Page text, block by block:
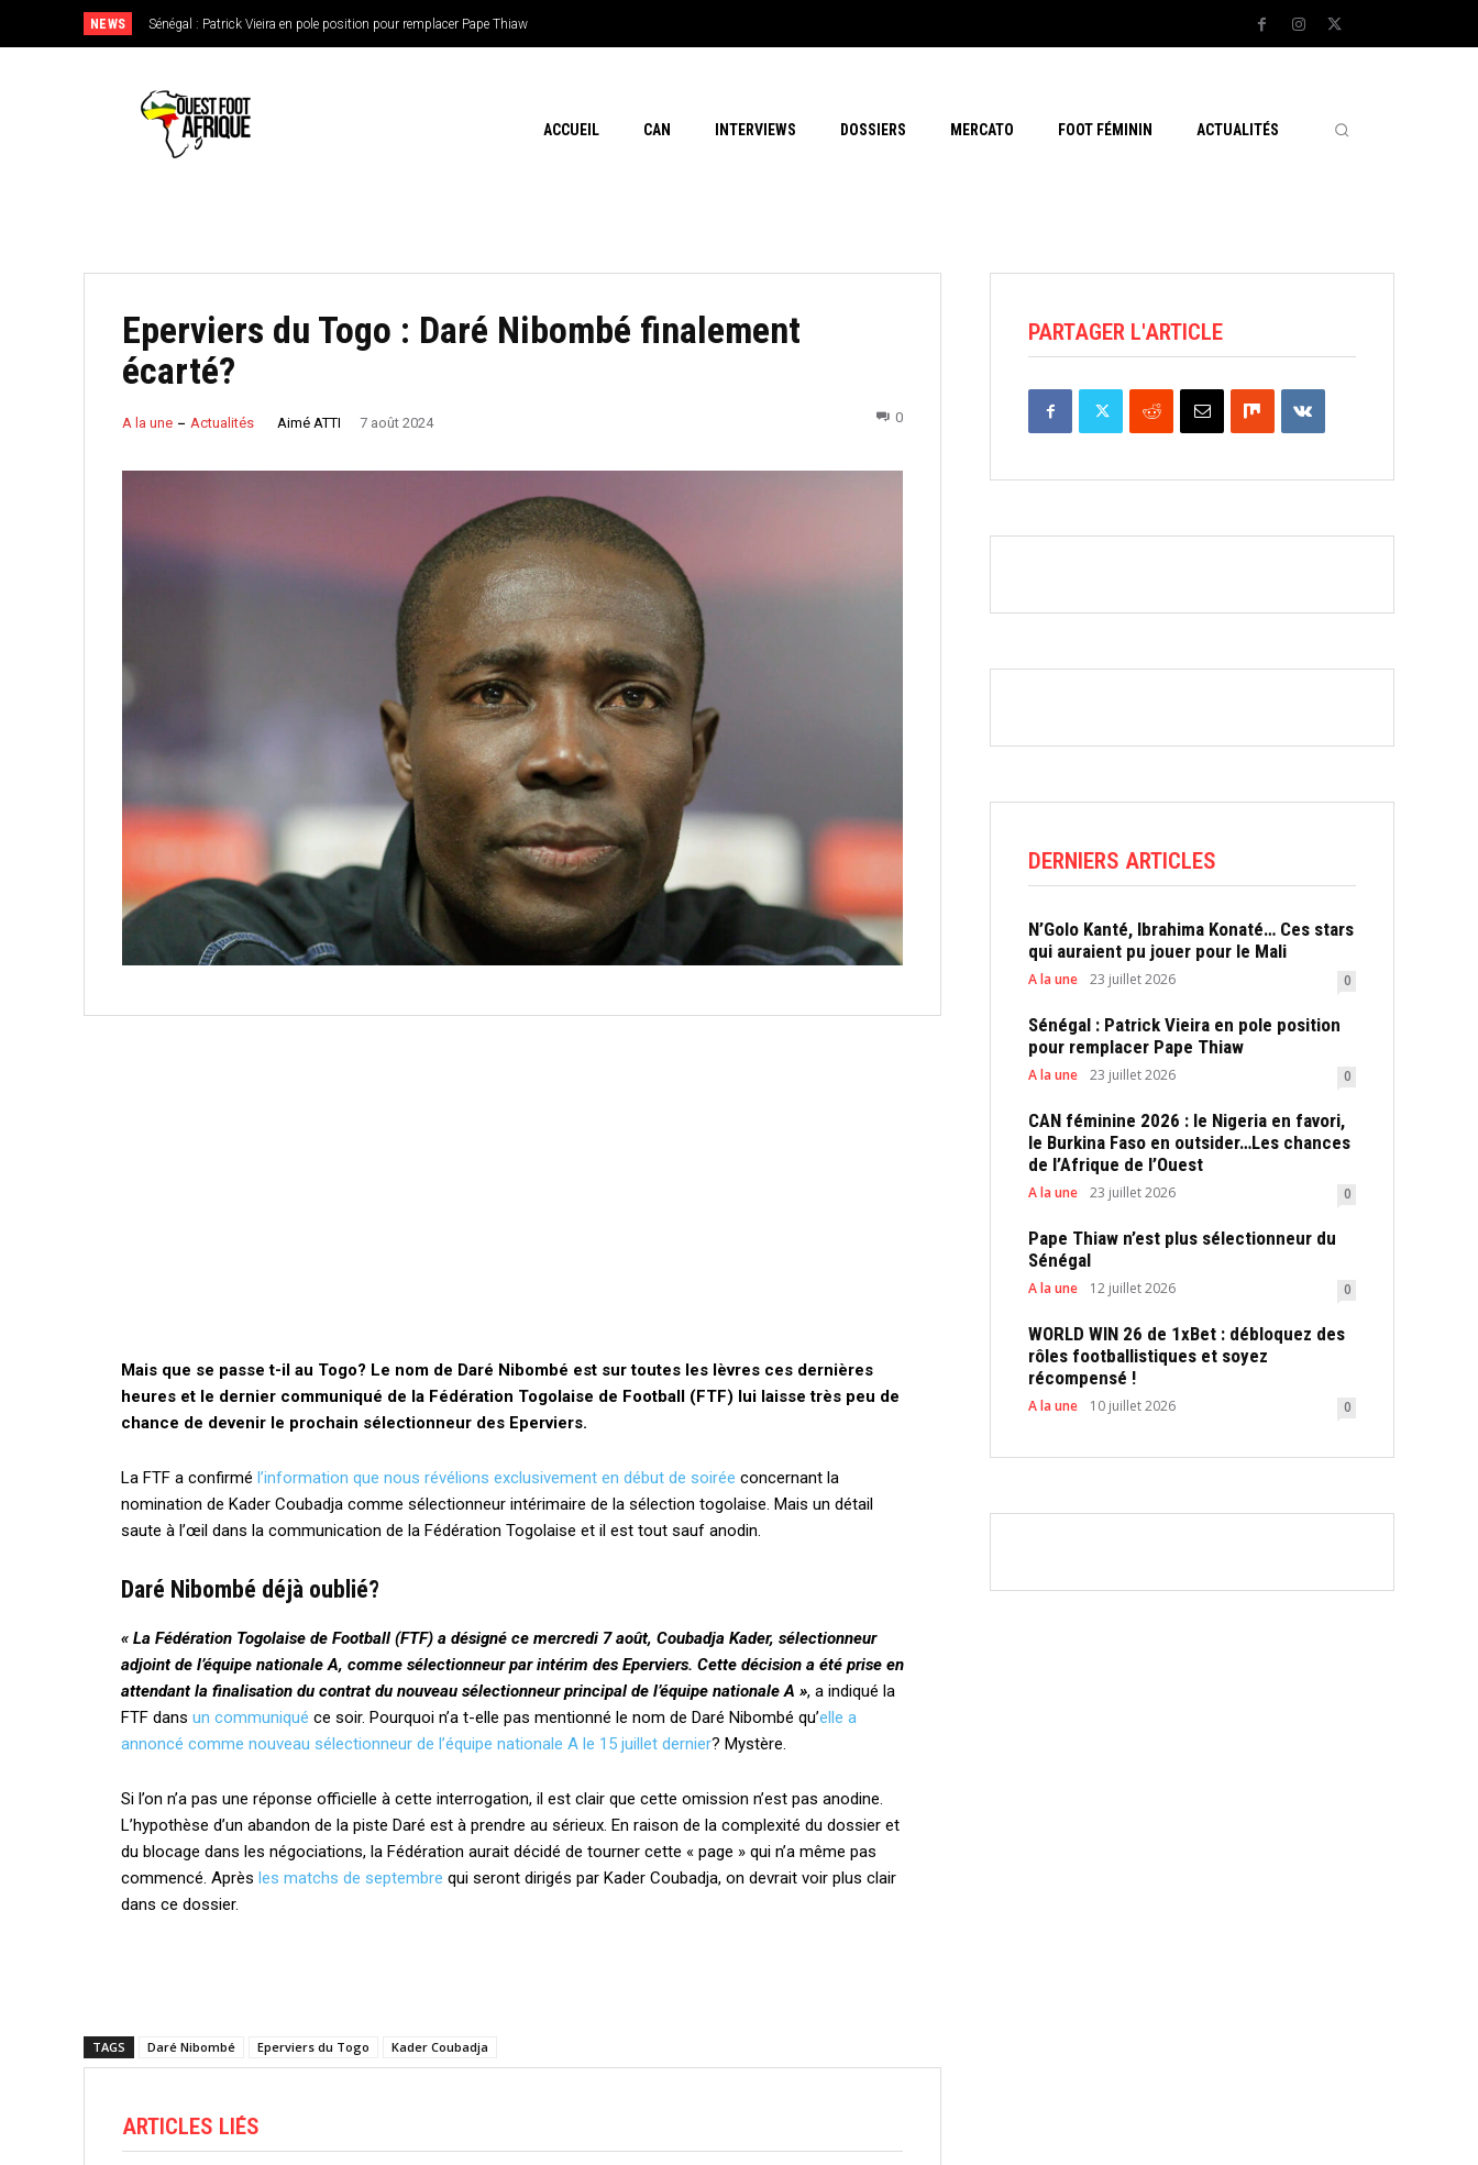
NEWS Sénégal : Patrick Vieira en pole position pour remplacer Pape Thiaw
CAN féminine 2026 : le Nigeria en favori, le Burkina Faso en outsider…Les chances de l’Afrique
de l’Ouest
ACCUEIL CAN INTERVIEWS DOSSIERS MERCATO FOOT FÉMININ ACTUALITÉS
Eperviers du Togo : Daré Nibombé finalement
écarté?
A la une Actualités Aimé ATTI 7 août 2024 0
Mais que se passe t-il au Togo? Le nom de Daré Nibombé est sur toutes les lèvres ces dernières
heures et le dernier communiqué de la Fédération Togolaise de Football (FTF) lui laisse très peu de
chance de devenir le prochain sélectionneur des Eperviers.
La FTF a confirmé l’information que nous révélions exclusivement en début de soirée concernant la
nomination de Kader Coubadja comme sélectionneur intérimaire de la sélection togolaise. Mais un détail
saute à l’œil dans la communication de la Fédération Togolaise et il est tout sauf anodin.
Daré Nibombé déjà oublié?
« La Fédération Togolaise de Football (FTF) a désigné ce mercredi 7 août, Coubadja Kader, sélectionneur
adjoint de l’équipe nationale A, comme sélectionneur par intérim des Eperviers. Cette décision a été prise en
attendant la finalisation du contrat du nouveau sélectionneur principal de l’équipe nationale A », a indiqué la
FTF dans un communiqué ce soir. Pourquoi n’a t-elle pas mentionné le nom de Daré Nibombé qu’elle a
annoncé comme nouveau sélectionneur de l’équipe nationale A le 15 juillet dernier? Mystère.
Si l’on n’a pas une réponse officielle à cette interrogation, il est clair que cette omission n’est pas anodine.
L’hypothèse d’un abandon de la piste Daré est à prendre au sérieux. En raison de la complexité du dossier et
du blocage dans les négociations, la Fédération aurait décidé de tourner cette « page » qui n’a même pas
commencé. Après les matchs de septembre qui seront dirigés par Kader Coubadja, on devrait voir plus clair
dans ce dossier.
TAGS Daré Nibombé Eperviers du Togo Kader Coubadja
ARTICLES LIÉS
PARTAGER L'ARTICLE
DERNIERS ARTICLES
N’Golo Kanté, Ibrahima Konaté… Ces stars
qui auraient pu jouer pour le Mali
A la une 23 juillet 2026 0
Sénégal : Patrick Vieira en pole position
pour remplacer Pape Thiaw
A la une 23 juillet 2026 0
CAN féminine 2026 : le Nigeria en favori,
le Burkina Faso en outsider…Les chances
de l’Afrique de l’Ouest
A la une 23 juillet 2026 0
Pape Thiaw n’est plus sélectionneur du
Sénégal
A la une 12 juillet 2026 0
WORLD WIN 26 de 1xBet : débloquez des
rôles footballistiques et soyez
récompensé !
A la une 10 juillet 2026 0